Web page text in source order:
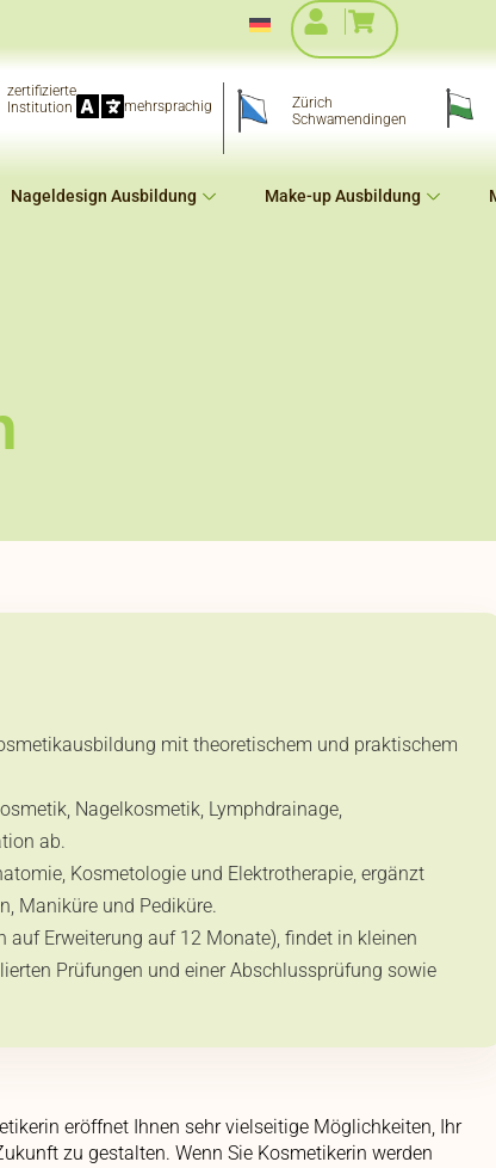
zertifizierte
Institution
mehrsprachig
Zürich
Schwamendingen
Nageldesign Ausbildung Make-up Ausbildung
mit theoretischem und praktischem
Nagelkosmetik, Lymphdrainage,
ab.
Kosmetologie und Elektrotherapie, ergänzt
Maniküre und Pediküre.
Erweiterung auf 12 Monate), findet in kleinen
Prüfungen und einer Abschlussprüfung sowie
eröffnet Ihnen sehr vielseitige Möglichkeiten, Ihr
zu gestalten. Wenn Sie Kosmetikerin werden